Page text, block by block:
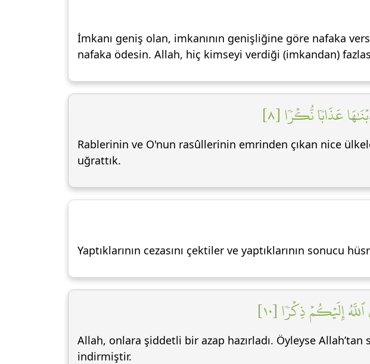
İmkanı geniş olan, imkanının genişliğine göre nafaka
nafaka ödesin. Allah, hiç kimseyi verdiği (imkandan)
عَذَابٗا نُّكۡرٗا [٨]
Rablerinin ve O'nun rasûllerinin emrinden çıkan nice
uğrattık.
Yaptıklarının cezasını çektiler ve yaptıklarının sonucu
إِلَيۡكُمۡ ذِكۡرٗا [١٠]
Allah, onlara şiddetli bir azap hazırladı. Öyleyse
indirmiştir.